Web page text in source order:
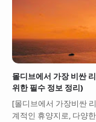
몰디브에서 가장 비싼
위한 필수 정보 정리)
[몰디브에서 가장비싼
계적인 휴양지로, 다양